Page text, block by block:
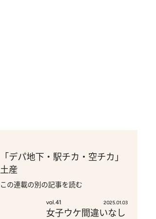
「デパ地下・駅チカ・空チカ」
土産
この連載の別の記事を読む
vol.41 2025.01.03
女子ウケ間違いなし